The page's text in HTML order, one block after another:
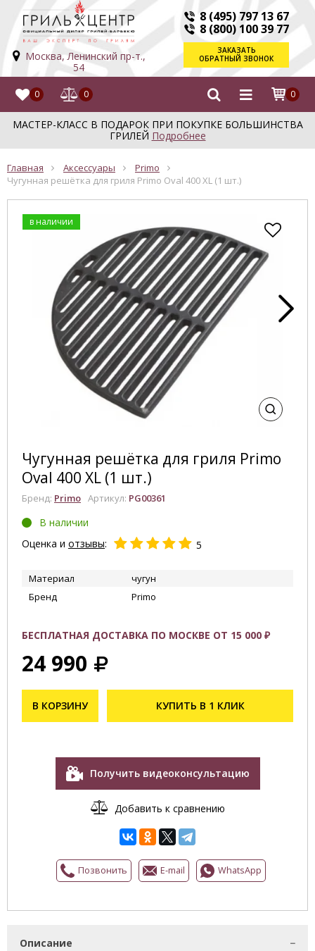
Москва, Ленинский пр-т.,
54
8 (495) 797 13 67
8 (800) 100 39 77
ЗАКАЗАТЬ
ОБРАТНЫЙ ЗВОНОК
0 0 0
МАСТЕР-КЛАСС В ПОДАРОК ПРИ ПОКУПКЕ БОЛЬШИНСТВА
ГРИЛЕЙ Подробнее
Главная Аксессуары
Primo
Чугунная решётка для гриля Primo Oval 400 XL (1 шт.)
в наличии
Чугунная решётка для гриля Primo
Oval 400 XL (1 шт.)
Бренд: Primo Артикул: PG00361
В наличии
Оценка и отзывы: 5
Материал
чугун
Бренд
Primo
БЕСПЛАТНАЯ ДОСТАВКА ПО МОСКВЕ ОТ 15 000 ₽
24 990
В КОРЗИНУ КУПИТЬ В 1 КЛИК
Получить видеоконсультацию
Добавить к сравнению
Позвонить E-mail WhatsApp
Описание